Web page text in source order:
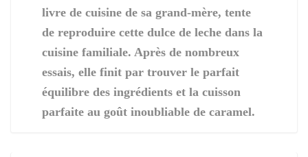
livre de cuisine de sa grand-mère, tente
de reproduire cette dulce de leche dans la
cuisine familiale. Après de nombreux
essais, elle finit par trouver le parfait
équilibre des ingrédients et la cuisson
parfaite au goût inoubliable de caramel.